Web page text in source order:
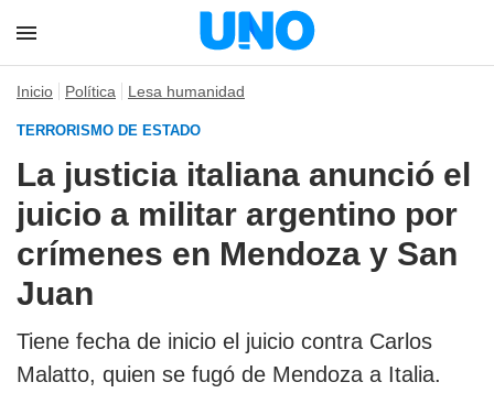
Inicio Política Lesa humanidad
TERRORISMO DE ESTADO
La justicia italiana anunció el
juicio a militar argentino por
crímenes en Mendoza y San
Juan
Tiene fecha de inicio el juicio contra Carlos
Malatto, quien se fugó de Mendoza a Italia.